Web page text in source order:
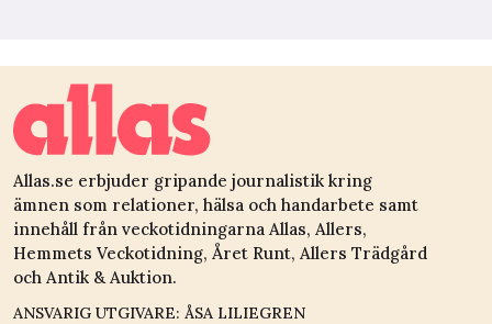
Allas.se erbjuder gripande journalistik kring
ämnen som relationer, hälsa och handarbete samt
innehåll från veckotidningarna Allas, Allers,
Hemmets Veckotidning, Året Runt, Allers Trädgård
och Antik & Auktion.
ANSVARIG UTGIVARE: ÅSA LILIEGREN